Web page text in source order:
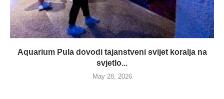
Aquarium Pula dovodi tajanstveni svijet koralja na
svjetlo...
May 28, 2026